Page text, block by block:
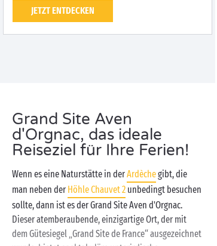
JETZT ENTDECKEN
Grand Site Aven
d'Orgnac, das ideale
Reiseziel für Ihre Ferien!
Wenn es eine Naturstätte in derArdèchegibt, die
man neben der Höhle Chauvet 2 unbedingt besuchen
sollte, dann ist es der Grand Site Aven d'Orgnac.
Dieser atemberaubende, einzigartige Ort, der mit
dem Gütesiegel „Grand Site de France“ ausgezeichnet